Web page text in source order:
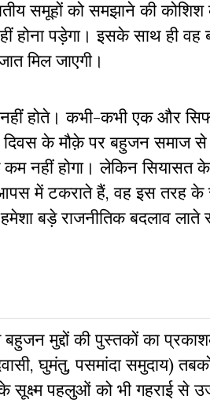
समूहों को समझाने की
होना पड़ेगा। इसके साथ ही वह
मिल जाएगी।
नहीं होते। कभी-कभी एक और
के मौक़े पर बहुजन समाज से
नहीं होगा। लेकिन सियासत
में टकराते हैं, वह इस तरह
बड़े राजनीतिक बदलाव लाते
बहुजन मुद्दों की पुस्‍तकों का
घुमंतु, पसमांदा समुदाय)
पहलुओं को भी गहराई से